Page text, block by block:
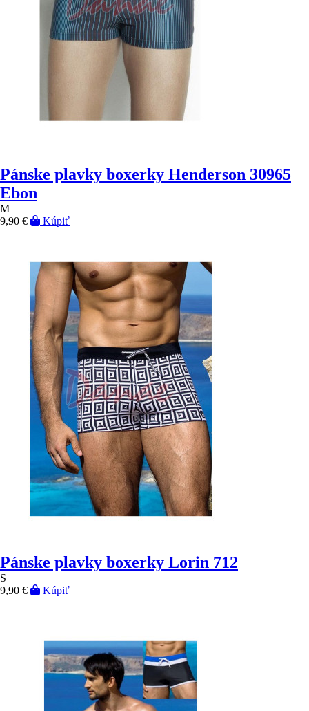
Pánske plavky boxerky Henderson 30965
Ebon
M
9,90 €
Kúpiť
Pánske plavky boxerky Lorin 712
S
9,90 €
Kúpiť